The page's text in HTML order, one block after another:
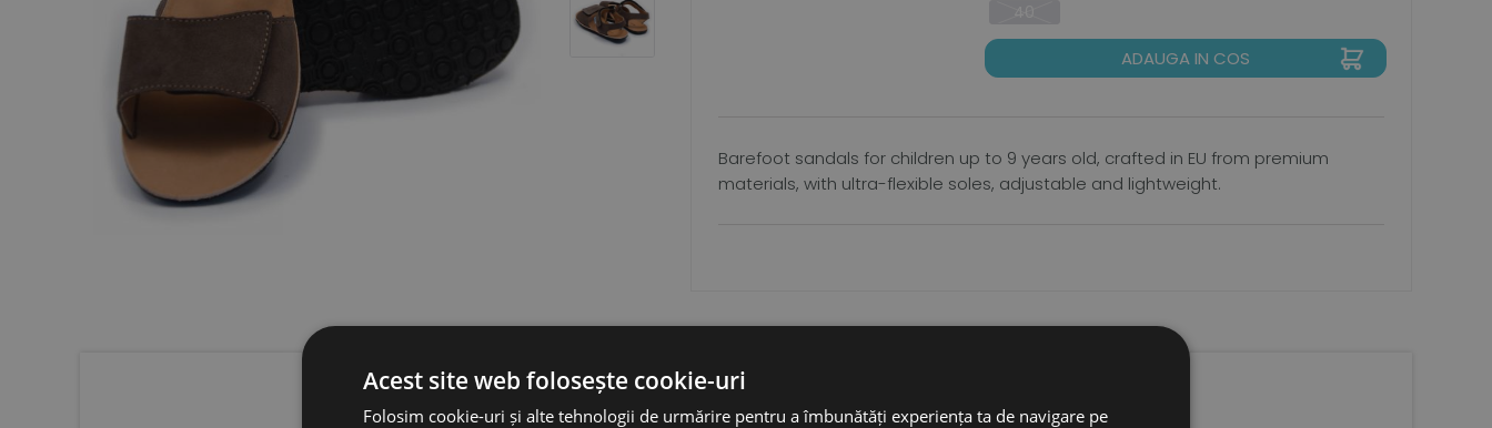
ADAUGA IN COS
Barefoot sandals for children up to 9 years old, crafted in EU from premium
materials, with ultra-flexible soles, adjustable and lightweight.
Acest site web folosește cookie-uri
Folosim cookie-uri și alte tehnologii de urmărire pentru a îmbunătăți experiența ta de navigare pe